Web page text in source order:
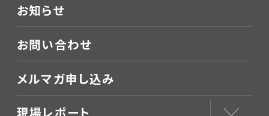
お知らせ
お問い合わせ
メルマガ申し込み
現場レポート